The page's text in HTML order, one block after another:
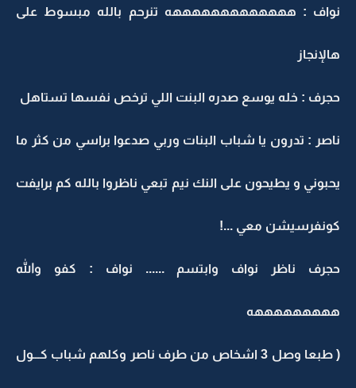
نواف : هههههههههههههه تنرحم بالله مبسوط على
هالإنجاز
حجرف : خله يوسع صدره البنت اللي ترخص نفسها تستاهل
ناصر : تدرون يا شباب البنات وربي صدعوا براسي من كثر ما
يحبوني و يطيحون على النك نيم تبعي ناظروا بالله كم برايفت
كونفرسيشن معي ...!
حجرف ناظر نواف وابتسم ...... نواف : كفو والله
هههههههههه
( طبعا وصل 3 اشخاص من طرف ناصر وكلهم شباب كـــول